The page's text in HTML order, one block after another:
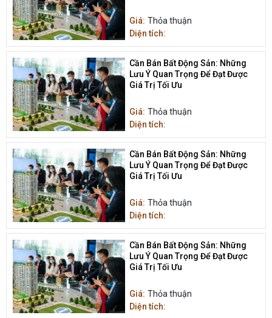
Giá: Thỏa thuận
Diện tích:
Cần Bán Bất Động Sản: Những
Lưu Ý Quan Trọng Để Đạt Được
Giá Trị Tối Ưu
Giá: Thỏa thuận
Diện tích:
Cần Bán Bất Động Sản: Những
Lưu Ý Quan Trọng Để Đạt Được
Giá Trị Tối Ưu
Giá: Thỏa thuận
Diện tích:
Cần Bán Bất Động Sản: Những
Lưu Ý Quan Trọng Để Đạt Được
Giá Trị Tối Ưu
Giá: Thỏa thuận
Diện tích: